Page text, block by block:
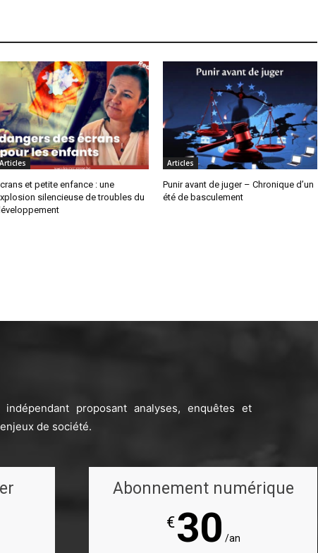
Articles
et petite enfance : une
silencieuse de troubles du
Articles
Punir avant de juger – Chronique d’un
été de basculement
proposant analyses, enquêtes et
de société.
Abonnement numérique
€30 /an